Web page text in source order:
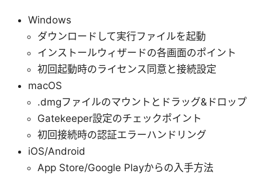
Windows
ダウンロードして実行ファイルを起動
インストールウィザードの各画面のポイント
初回起動時のライセンス同意と接続設定
macOS
.dmgファイルのマウントとドラッグ&ドロップ
Gatekeeper設定のチェックポイント
初回接続時の認証エラーハンドリング
iOS/Android
App Store/Google Playからの入手方法